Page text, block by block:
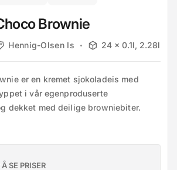
Brownie
Hennig-Olsen Is 24 x 0.1l, 2.28l
er en kremet sjokoladeis med
i vår egenproduserte
dekket med deilige browniebiter.
SE PRISER